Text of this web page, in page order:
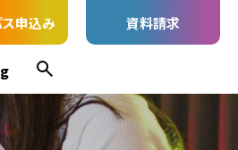
ス申込み 資料請求